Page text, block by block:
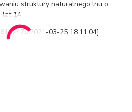
struktury naturalnego lnu o
lat 14
03-25 18:11:04]